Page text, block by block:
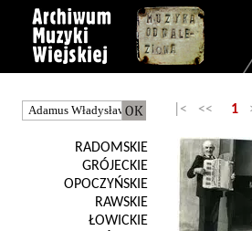
RADOMSKIE
GRÓJECKIE
OPOCZYŃSKIE
RAWSKIE
ŁOWICKIE
|< << 1